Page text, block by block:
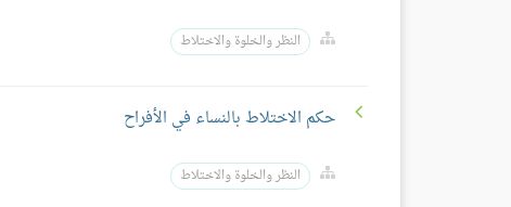
النظر والخلوة والاختلاط
حكم الاختلاط بالنساء في الأفراح
النظر والخلوة والاختلاط